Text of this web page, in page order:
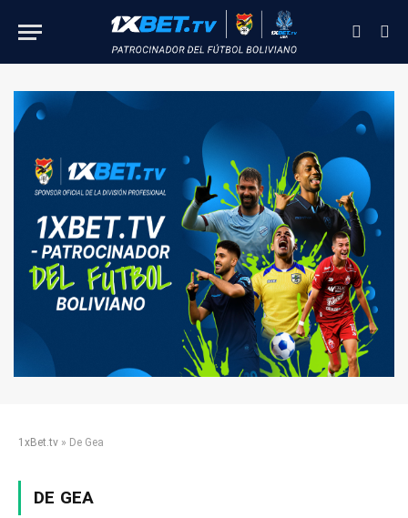
1xBet.tv » De Gea
DE GEA